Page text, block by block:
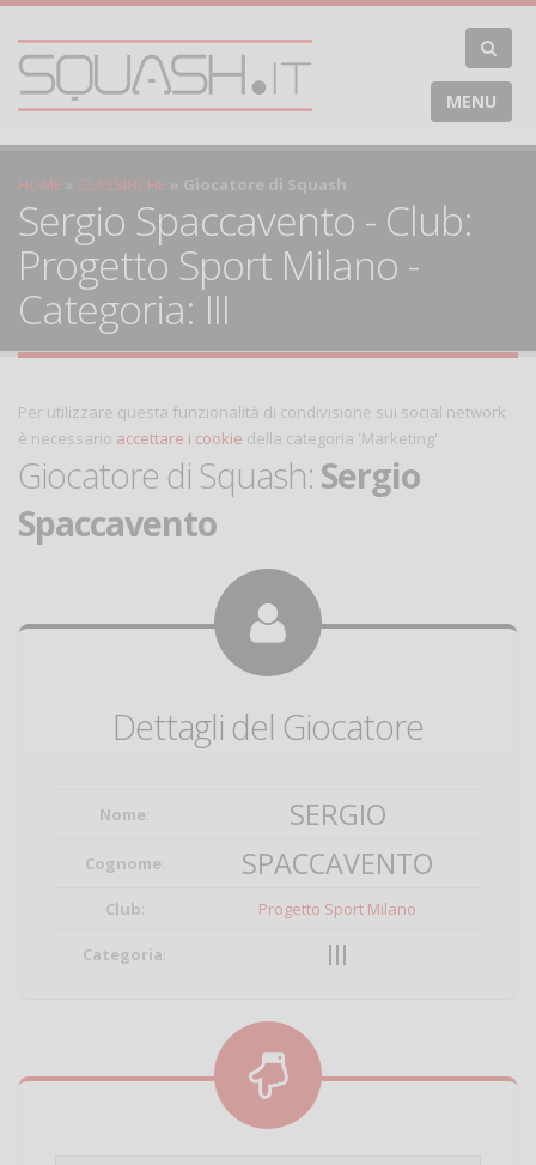
MENU
HOME CLASSIFICHE Giocatore di Squash
Sergio Spaccavento - Club:
Progetto Sport Milano -
Categoria: III
Per utilizzare questa funzionalità di condivisione sui social network
è necessario accettare i cookie della categoria 'Marketing'
Giocatore di Squash: Sergio
Spaccavento
Dettagli del Giocatore
Nome: SERGIO
Cognome: SPACCAVENTO
Club: Progetto Sport Milano
Categoria: III